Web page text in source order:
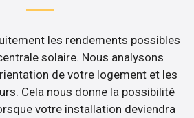
les rendements possibles
solaire. Nous analysons
de votre logement et les
Cela nous donne la possibilité
votre installation deviendra